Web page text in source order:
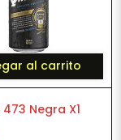
al carrito
Negra X1